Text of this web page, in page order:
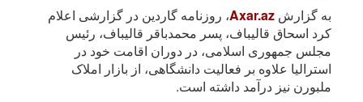
به گزارش Axar.az، روزنامه گاردین در گزارشی اعلام
کرد اسحاق قالیباف، پسر محمدباقر قالیباف، رئیس
مجلس جمهوری اسلامی، در دوران اقامت خود در
استرالیا علاوه بر فعالیت دانشگاهی، از بازار املاک
ملبورن نیز درآمد داشته است.